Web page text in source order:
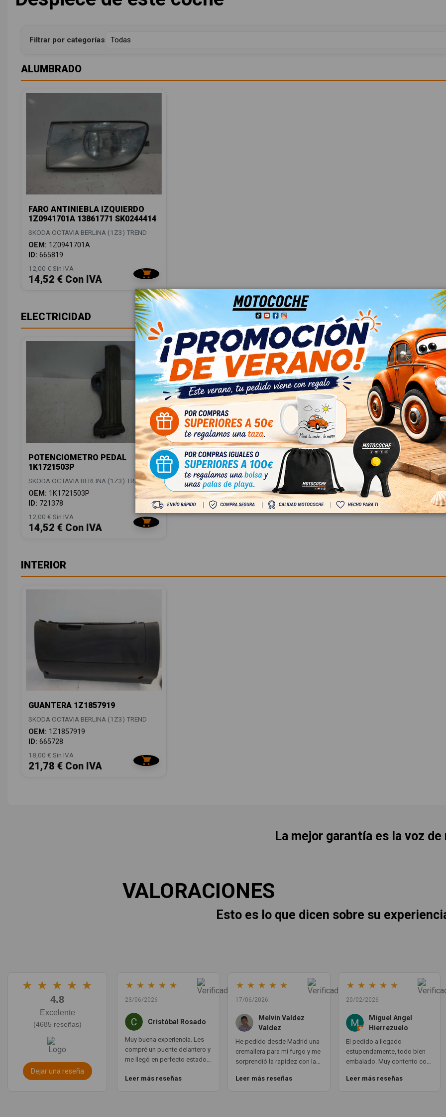
Filtrar por categorías
ALUMBRADO
FARO ANTINIEBLA IZQUIERDO
1Z0941701A 13861771 SK0244414
SKODA OCTAVIA BERLINA (1Z3) TREND
OEM: 1Z0941701A
ID: 665819
12,00 € Sin IVA
14,52 € Con IVA
ELECTRICIDAD
POTENCIOMETRO PEDAL
1K1721503P
SKODA OCTAVIA BERLINA (1Z3) TREND
OEM: 1K1721503P
ID: 721378
12,00 € Sin IVA
14,52 € Con IVA
INTERIOR
GUANTERA 1Z1857919
SKODA OCTAVIA BERLINA (1Z3) TREND
OEM: 1Z1857919
ID: 665728
18,00 € Sin IVA
21,78 € Con IVA
VALORACIONES
La mejor garantía es la voz
Esto es lo que dicen sobre su
★ ★ ★ ★ ★
4.8
Excelente
(4685 reseñas)
Dejar una reseña
★ ★ ★ ★ ★
23/06/2026
Cristóbal Rosado
Muy buena experiencia. Les
compré un puente delantero y
me llegó en perfecto estado,
comunicación por WhatsApp
Leer más reseñas
★ ★ ★ ★ ★
17/06/2026
Melvin Valdez
Valdez
He pedido desde Madrid una
cremallera para mí furgo y me
sorprendió la rapidez con la
además de que pocas veces
Leer más reseñas
★ ★ ★ ★ ★
20/02/2026
Miguel Angel
Hierrezuelo
El pedido a llegado
estupendamente, todo bien
embalado. Muy contento con
que necesitaba. Gracias 😊
Leer más reseñas